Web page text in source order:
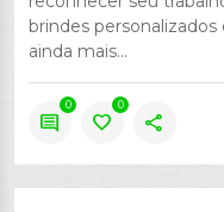
brindes
ainda mais...
comment
0
favorite
0
share